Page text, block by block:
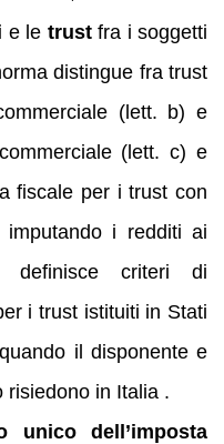
e le trustfra i soggetti
distingue fra trust
(lett. b) e
(lett. c) e
fiscale per i trust con
imputando i redditi ai
definisce criteri di
i trust istituiti in Stati
il disponente e
risiedono in Italia .
unico dell’imposta